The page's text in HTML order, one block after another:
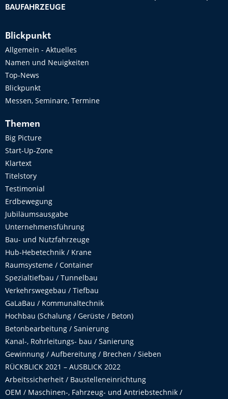
BAUFAHRZEUGE
Blickpunkt
Allgemein - Aktuelles
Namen und Neuigkeiten
Top-News
Blickpunkt
Messen, Seminare, Termine
Themen
Big Picture
Start-Up-Zone
Klartext
Titelstory
Testimonial
Erdbewegung
Jubiläumsausgabe
Unternehmensführung
Bau- und Nutzfahrzeuge
Hub-Hebetechnik / Krane
Raumsysteme / Container
Spezialtiefbau / Tunnelbau
Verkehrswegebau / Tiefbau
GaLaBau / Kommunaltechnik
Hochbau (Schalung / Gerüste / Beton)
Betonbearbeitung / Sanierung
Kanal-, Rohrleitungs- bau / Sanierung
Gewinnung / Aufbereitung / Brechen / Sieben
RÜCKBLICK 2021 – AUSBLICK 2022
Arbeitssicherheit / Baustelleneinrichtung
OEM / Maschinen-, Fahrzeug- und Antriebstechnik /